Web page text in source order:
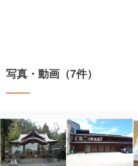
写真・動画（7件）